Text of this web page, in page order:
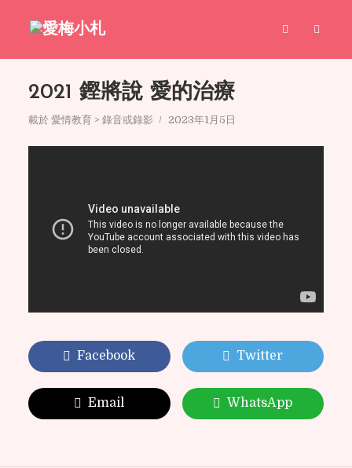
2021 鏗將說 愛的治療
載於 愛情教育 > 錄音或錄影 2023年1月5日
Facebook Twitter
Email WhatsApp